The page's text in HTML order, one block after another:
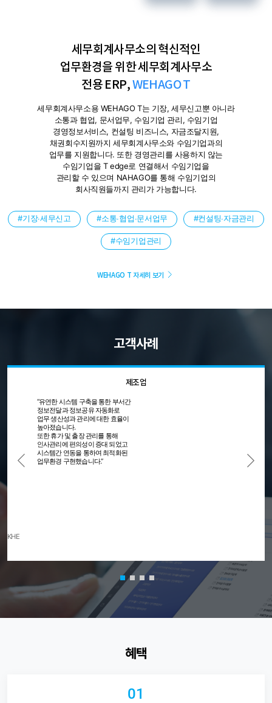
세무회계사무소의 혁신적인
업무환경을 위한세무회계사무소
전용 ERP,WEHAGO T
세무회계사무소용 WEHAGO T는 기장, 세무신고뿐 아니라
소통과 협업, 문서업무, 수임기업 관리, 수임기업
경영정보서비스, 컨설팅 비즈니스, 자금조달지원,
채권회수지원까지 세무회계사무소와 수임기업과의
업무를 지원합니다. 또한 경영관리를 사용하지 않는
수임기업을 T edge로 연결해서 수임기업을
관리할 수 있으며 NAHAGO를 통해 수임기업의
회사직원들까지 관리가 가능합니다.
기장∙세무신고 소통∙협업∙문서업무 컨설팅∙자금관리
수임기업관리
WEHAGO T 자세히 보기
고객사례
제조업
“유연한 시스템 구축을 통한 부서간
정보전달과 정보공유 자동화로
업무 생산성과 관리에 대한 효율이
높아졌습니다.
또한 휴가 및 출장 관리를 통해
인사관리에 편의성이 증대 되었고
시스템간 연동을 통하여 최적화된
업무환경 구현했습니다.”
KHE
혜택
01